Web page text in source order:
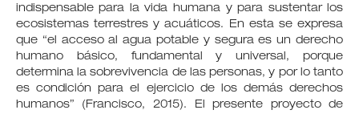
indispensable para la vida humana y para sustentar los
ecosistemas terrestres y acuáticos. En esta se expresa
que “el acceso al agua potable y segura es un derecho
humano básico, fundamental y universal, porque
determina la sobrevivencia de las personas, y por lo tanto
es condición para el ejercicio de los demás derechos
humanos” (Francisco, 2015). El presente proyecto de